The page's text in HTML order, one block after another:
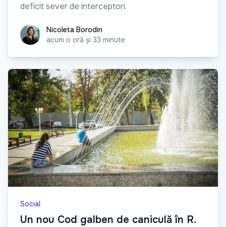
deficit sever de interceptori.
Nicoleta Borodin
Nicoleta Borodin
acum o oră și 33 minute
Social
Un nou Cod galben de caniculă în R.